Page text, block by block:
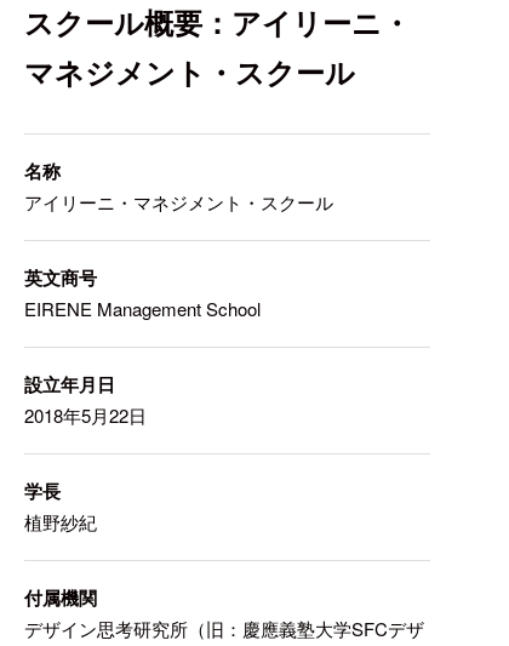
スクール概要：アイリーニ・
マネジメント・スクール
名称
アイリーニ・マネジメント・スクール
英文商号
EIRENE Management School
設立年月日
2018年5月22日
学長
植野紗紀
付属機関
デザイン思考研究所（旧：慶應義塾大学SFCデザ